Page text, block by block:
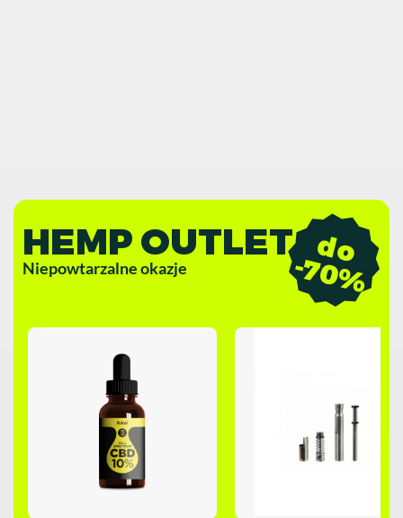
HEMP OUTLET
Niepowtarzalne okazje
d
o
-
7
0
%